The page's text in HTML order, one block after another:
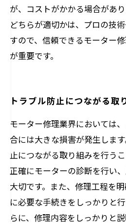
が、コストがかかる場合があり
どちらが適切かは、プロの技
すので、信頼できるモーター
が重要です。
トラブル防止につながる取
モーター修理業界においては
合には大きな損害が発生しま
止につながる取り組みを行うこ
正確にモーターの診断を行い
大切です。また、修理工程を
に必要な手続きをしっかりと
らに、修理内容をしっかりと